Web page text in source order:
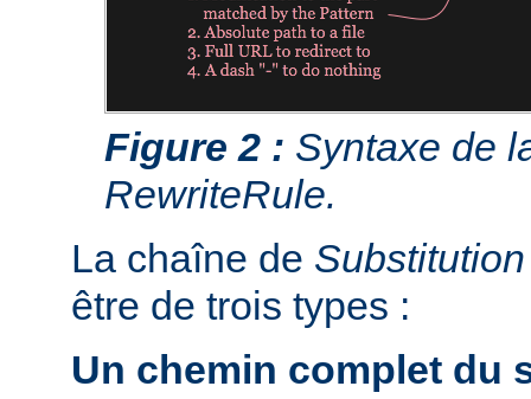
Figure 2 : Syntaxe de
RewriteRule.
La chaîne de Substitution
être de trois types :
Un chemin complet du